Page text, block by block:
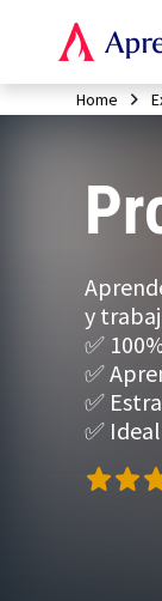
Home
y
✅
✅
✅
✅